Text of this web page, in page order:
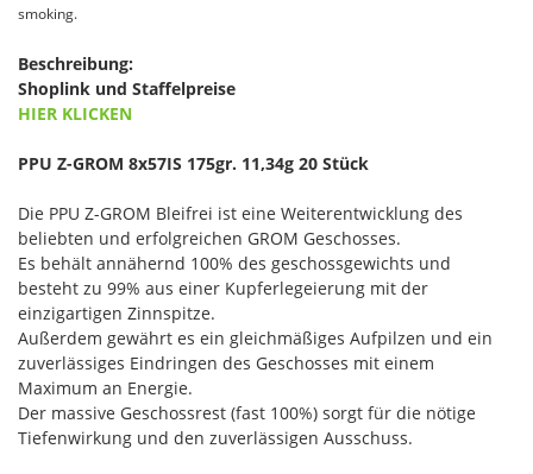
smoking.
Beschreibung:
Shoplink und Staffelpreise
HIER KLICKEN
PPU Z-GROM 8x57IS 175gr. 11,34g 20 Stück
Die PPU Z-GROM Bleifrei ist eine Weiterentwicklung des
beliebten und erfolgreichen GROM Geschosses.
Es behält annähernd 100% des geschossgewichts und
besteht zu 99% aus einer Kupferlegeierung mit der
einzigartigen Zinnspitze.
Außerdem gewährt es ein gleichmäßiges Aufpilzen und ein
zuverlässiges Eindringen des Geschosses mit einem
Maximum an Energie.
Der massive Geschossrest (fast 100%) sorgt für die nötige
Tiefenwirkung und den zuverlässigen Ausschuss.